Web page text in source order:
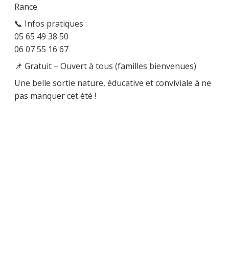
Rance
📞 Infos pratiques :
05 65 49 38 50
06 07 55 16 67
📌 Gratuit – Ouvert à tous (familles bienvenues)
Une belle sortie nature, éducative et conviviale à ne
pas manquer cet été !